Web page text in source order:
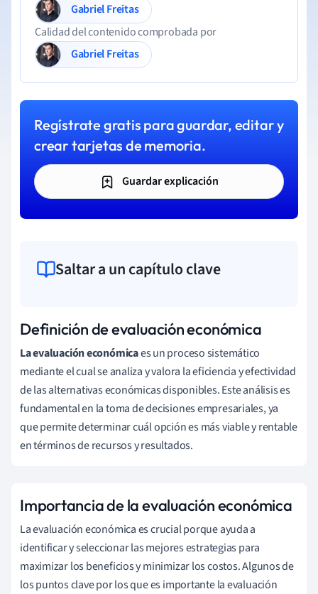
Gabriel Freitas
Calidad del contenido comprobada por
Gabriel Freitas
Regístrate gratis para guardar, editar y
crear tarjetas de memoria.
Guardar explicación
Saltar a un capítulo clave
Definición de evaluación económica
La evaluación económicaes un proceso sistemático
mediante el cual se analiza y valora la eficiencia y efectividad
de las alternativas económicas disponibles. Este análisis es
fundamental en la toma de decisiones empresariales, ya
que permite determinar cuál opción es más viable y rentable
en términos de recursos y resultados.
Importancia de la evaluación económica
La evaluación económica es crucial porque ayuda a
identificar y seleccionar las mejores estrategias para
maximizar los beneficios y minimizar los costos. Algunos de
los puntos clave por los que es importante la evaluación